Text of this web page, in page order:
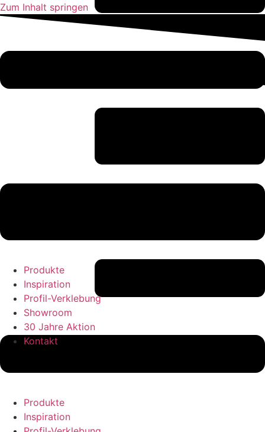
Zum Inhalt springen
Produkte
Inspiration
Produkte
Inspiration
Profil-Verklebung
Showroom
30 Jahre Aktion
Kontakt